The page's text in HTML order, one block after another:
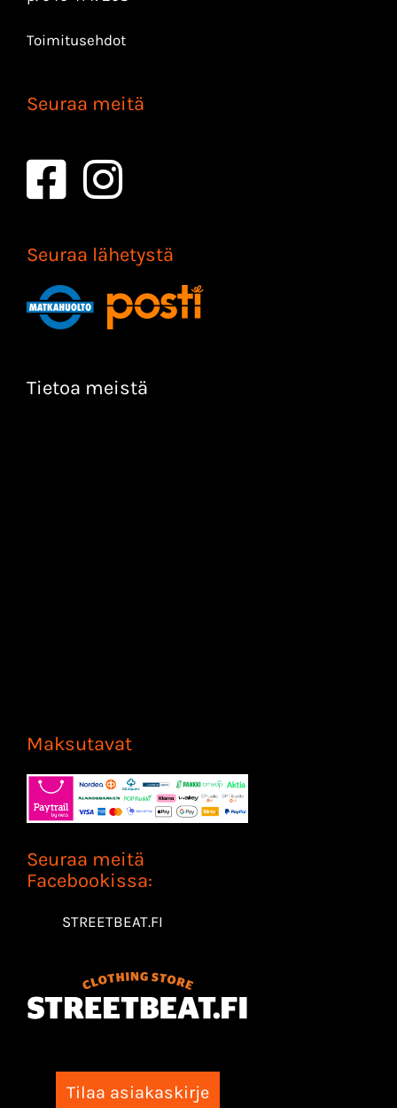
Toimitusehdot
Seuraa meitä
Seuraa lähetystä
Tietoa meistä
Maksutavat
Seuraa meitä
Facebookissa:
STREETBEAT.FI